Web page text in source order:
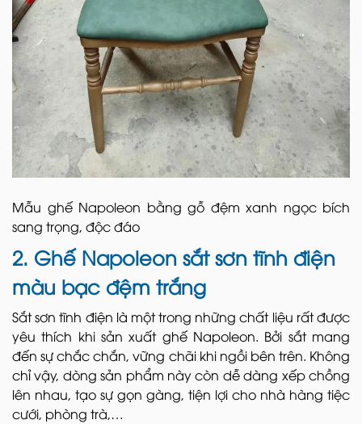
Mẫu ghế Napoleon bằng gỗ đệm xanh ngọc bích
sang trọng, độc đáo
2. Ghế Napoleon sắt sơn tĩnh điện
màu bạc đệm trắng
Sắt sơn tĩnh điện là một trong những chất liệu rất được
yêu thích khi sản xuất ghế Napoleon. Bởi sắt mang
đến sự chắc chắn, vững chãi khi ngồi bên trên. Không
chỉ vậy, dòng sản phẩm này còn dễ dàng xếp chồng
lên nhau, tạo sự gọn gàng, tiện lợi cho nhà hàng tiệc
cưới, phòng trà,…